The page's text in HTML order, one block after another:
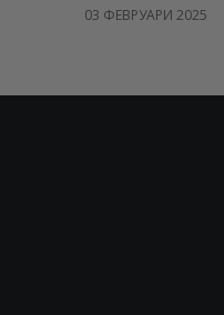
03 ФЕВРУАРИ 2025